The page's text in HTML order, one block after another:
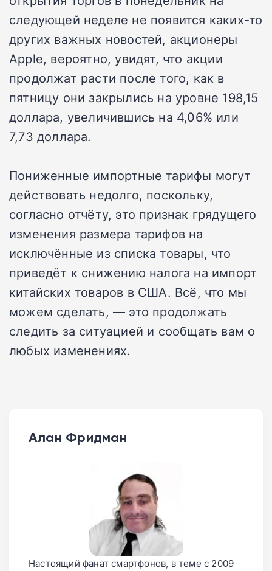
следующей неделе не появится каких-то
других важных новостей, акционеры
Apple, вероятно, увидят, что акции
продолжат расти после того, как в
пятницу они закрылись на уровне 198,15
доллара, увеличившись на 4,06% или
7,73 доллара.
Пониженные импортные тарифы могут
действовать недолго, поскольку,
согласно отчёту, это признак грядущего
изменения размера тарифов на
исключённые из списка товары, что
приведёт к снижению налога на импорт
китайских товаров в США. Всё, что мы
можем сделать, — это продолжать
следить за ситуацией и сообщать вам о
любых изменениях.
Алан Фридман
Настоящий фанат смартфонов, в теме с 2009